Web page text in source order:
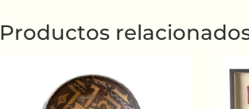
Productos